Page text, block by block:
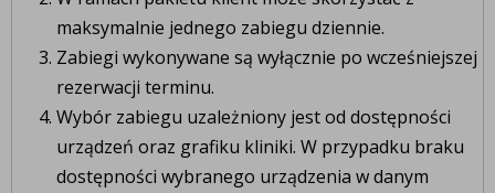
maksymalnie jednego zabiegu dziennie.
Zabiegi wykonywane są wyłącznie po wcześniejszej
rezerwacji terminu.
Wybór zabiegu uzależniony jest od dostępności
urządzeń oraz grafiku kliniki. W przypadku braku
dostępności wybranego urządzenia w danym